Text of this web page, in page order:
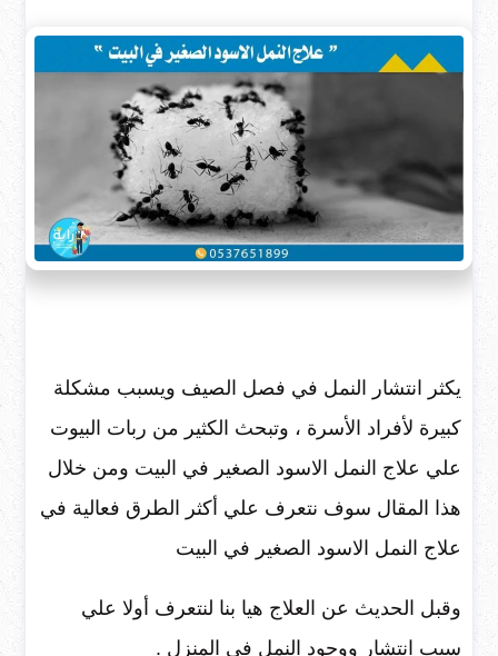
يكثر انتشار النمل في فصل الصيف ويسبب مشكلة
كبيرة لأفراد الأسرة ، وتبحث الكثير من ربات البيوت
علي علاج النمل الاسود الصغير في البيت ومن خلال
هذا المقال سوف نتعرف علي أكثر الطرق فعالية في
علاج النمل الاسود الصغير في البيت
وقبل الحديث عن العلاج هيا بنا لنتعرف أولا علي
سبب انتشار ووجود النمل في المنزل .